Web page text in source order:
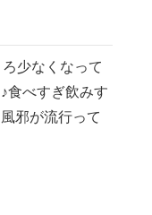
少なくなって
食べすぎ飲みす
邪が流行って